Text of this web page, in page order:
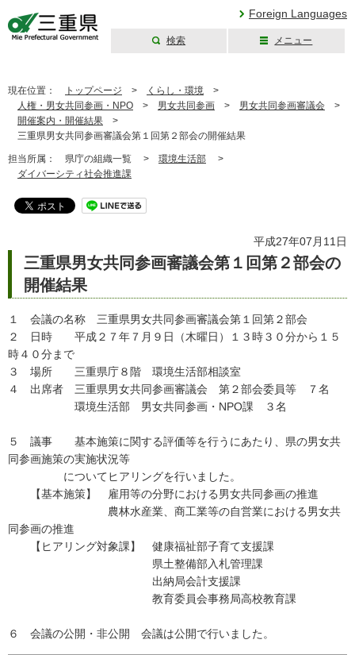
Foreign Languages
検索 メニュー
現在位置： トップページ > くらし・環境 >
人権・男女共同参画・NPO > 男女共同参画 > 男女共同参画審議会 >
開催案内・開催結果 >
三重県男女共同参画審議会第１回第２部会の開催結果
担当所属： 県庁の組織一覧 > 環境生活部 >
ダイバーシティ社会推進課
平成27年07月11日
三重県男女共同参画審議会第１回第２部会の
開催結果
１ 会議の名称 三重県男女共同参画審議会第１回第２部会
２ 日時 平成２７年７月９日（木曜日）１３時３０分から１５
時４０分まで
３ 場所 三重県庁８階 環境生活部相談室
４ 出席者 三重県男女共同参画審議会 第２部会委員等 ７名
環境生活部 男女共同参画・NPO課 ３名
５ 議事 基本施策に関する評価等を行うにあたり、県の男女共
同参画施策の実施状況等
についてヒアリングを行いました。
【基本施策】 雇用等の分野における男女共同参画の推進
農林水産業、商工業等の自営業における男女共
同参画の推進
【ヒアリング対象課】 健康福祉部子育て支援課
県土整備部入札管理課
出納局会計支援課
教育委員会事務局高校教育課
６ 会議の公開・非公開 会議は公開で行いました。